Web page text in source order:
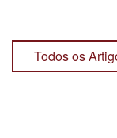
Todos os